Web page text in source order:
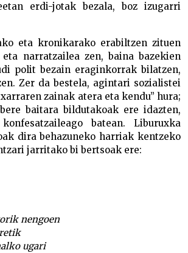
erdi-jotak bezala, boz izugarri
eta kronikarako erabiltzen zituen
narratzailea zen, baina bazekien
polit bezain eraginkorrak bilatzen,
Zer da bestela, agintari sozialistei
zainak atera eta kendu” hura;
baitara bildutakoak ere idazten,
batean. Liburuxka
dira behazuneko harriak kentzeko
jarritako bi bertsoak ere:
nengoen
ugari